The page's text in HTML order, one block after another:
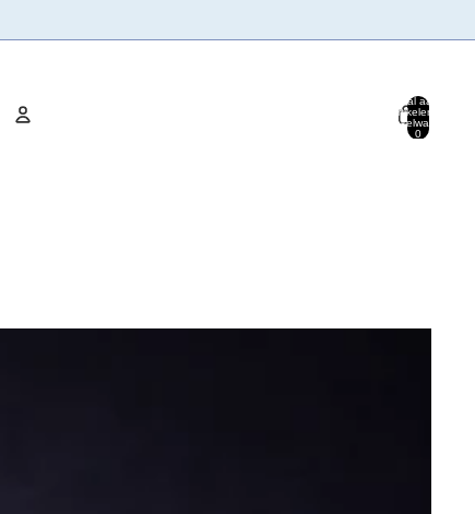
Totaal aantal
artikelen in
winkelwagen:
0